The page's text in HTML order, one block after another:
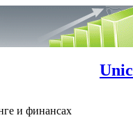
и финансах